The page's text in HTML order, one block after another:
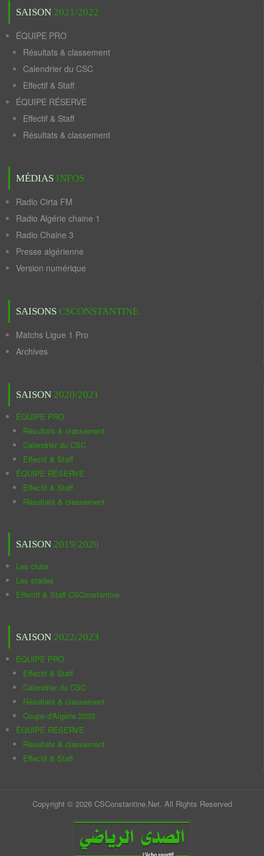
SAISON 2021/2022
ÉQUIPE PRO
Résultats & classement
Calendrier du CSC
Effectif & Staff
ÉQUIPE RÉSERVE
Effectif & Staff
Résultats & classement
MÉDIAS INFOS
Radio Cirta FM
Radio Algérie chaine 1
Radio Chaine 3
Presse algérienne
Version numérique
SAISONS CSCONSTANTINE
Matchs Ligue 1 Pro
Archives
SAISON 2020/2021
ÉQUIPE PRO
Résultats & classement
Calendrier du CSC
Effectif & Staff
ÉQUIPE RÉSERVE
Effectif & Staff
Résultats & classement
SAISON 2019/2020
Les clubs
Les stades
Effectif & Staff CSConstantine
SAISON 2022/2023
ÉQUIPE PRO
Effectif & Staff
Calendrier du CSC
Résultats & classement
Coupe d'Algérie 2023
ÉQUIPE RÉSERVE
Résultats & classement
Effectif & Staff
Copyright © 2026 CSConstantine.Net. All Rights Reserved